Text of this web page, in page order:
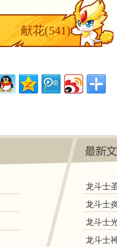
献花(541)